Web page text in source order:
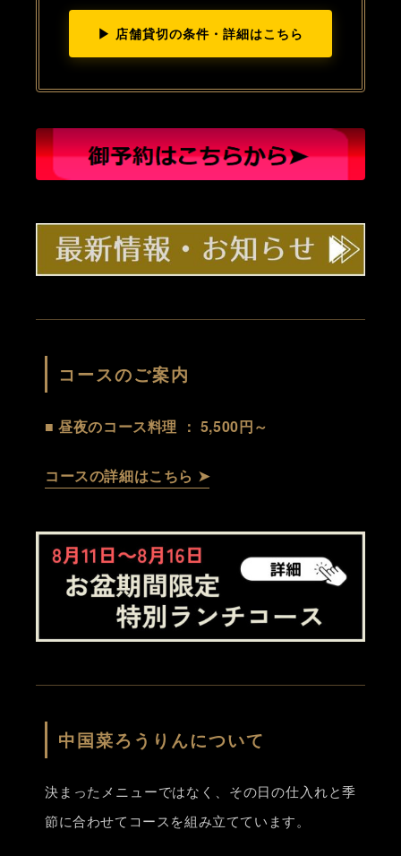
▶ 店舗貸切の条件・詳細はこちら
コースのご案内
■ 昼夜のコース料理 ： 5,500円～
コースの詳細はこちら ➤
中国菜ろうりんについて
決まったメニューではなく、その日の仕入れと季
節に合わせてコースを組み立てています。